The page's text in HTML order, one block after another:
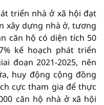
triển nhà ở xã hội đạt
xây dựng nhà ở, tương
căn hộ có diện tích 50
kế hoạch phát triển
đoạn 2021-2025, nên
huy động cộng đồng
cực tham gia để thực
căn hộ nhà ở xã hội